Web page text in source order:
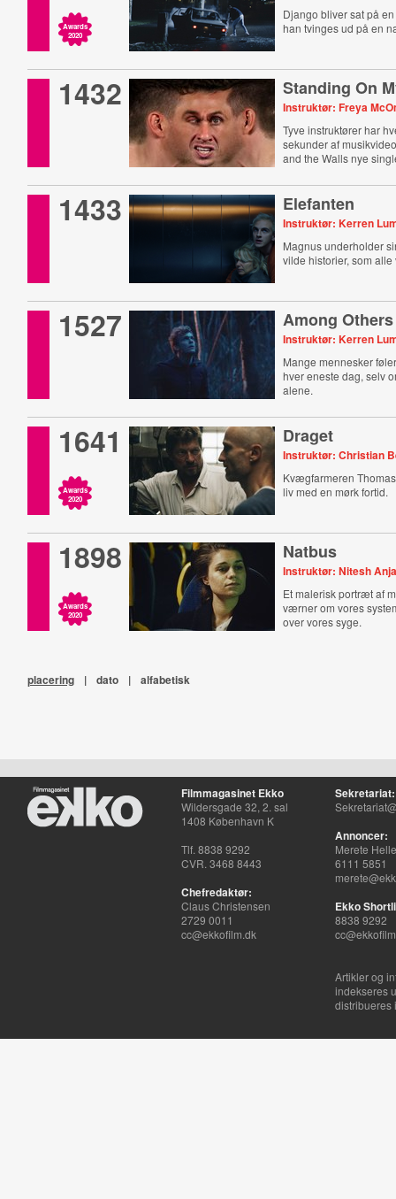
Awards
2020
Django bliver sat på
han tvinges ud på en
1432 Standing On
Instruktør: Freya
Tyve instruktører har
sekunder af
and the Walls nye
1433 Elefanten
Instruktør: Kerren
Magnus underholder
vilde historier, som
1527 Among Others
Instruktør: Kerren
Mange mennesker
hver eneste dag, selv
alene.
1641
Awards
2020
Draget
Instruktør: Christian
Kvægfarmeren
liv med en mørk fortid.
1898
Awards
2020
Natbus
Instruktør: Nitesh
Et malerisk portræt af
værner om vores
over vores syge.
placering | dato | alfabetisk
Filmmagasinet Ekko
Wildersgade 32, 2. sal
1408 København K
Tlf. 8838 9292
CVR. 3468 8443
Chefredaktør:
Claus Christensen
2729 0011
cc@ekkofilm.dk
Sekretariat:
Annoncer:
Merete
6111 5851
Ekko
8838 9292
Artikler og
indekseres
distribueres